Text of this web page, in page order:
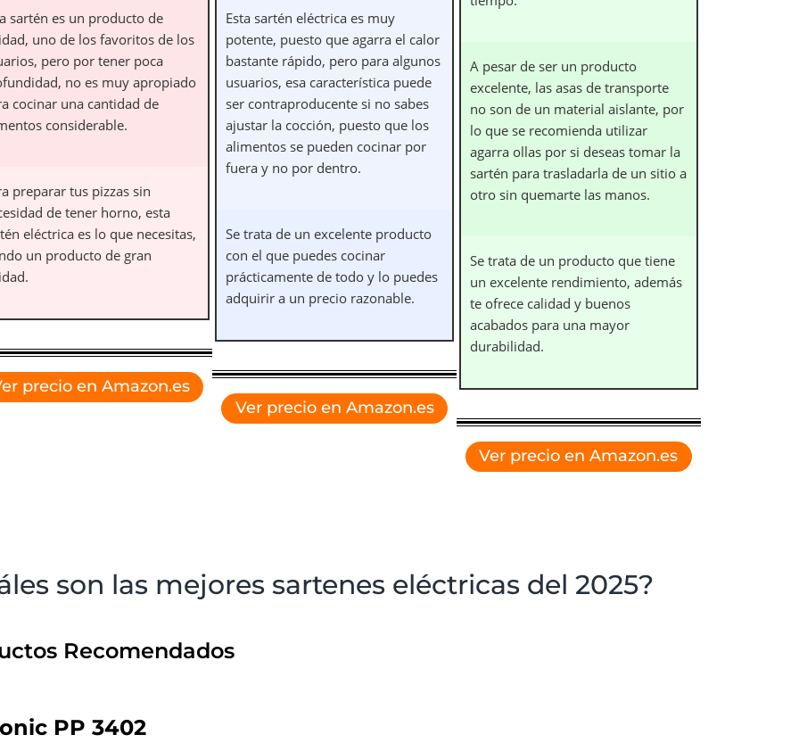
sartén es un producto de
uno de los favoritos de los
pero por tener poca
no es muy apropiado
cocinar una cantidad de
considerable.
preparar tus pizzas sin
de tener horno, esta
eléctrica es lo que necesitas,
un producto de gran
precio en Amazon.es
Esta sartén eléctrica es muy
potente, puesto que agarra el calor
bastante rápido, pero para algunos
usuarios, esa característica puede
ser contraproducente si no sabes
ajustar la cocción, puesto que los
alimentos se pueden cocinar por
fuera y no por dentro.
Se trata de un excelente producto
con el que puedes cocinar
prácticamente de todo y lo puedes
adquirir a un precio razonable.
Ver precio en Amazon.es
A pesar de ser un producto
excelente, las asas de transporte
no son de un material aislante, por
lo que se recomienda utilizar
agarra ollas por si deseas tomar la
sartén para trasladarla de un sitio a
otro sin quemarte las manos.
Se trata de un producto que tiene
un excelente rendimiento, además
te ofrece calidad y buenos
acabados para una mayor
durabilidad.
Ver precio en Amazon.es
son las mejores sartenes eléctricas del 2025?
Recomendados
PP 3402